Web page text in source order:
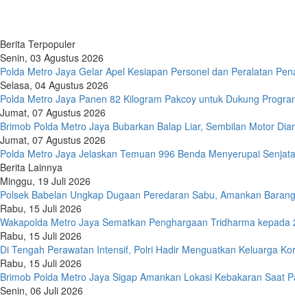
Berita Terpopuler
Senin, 03 Agustus 2026
Polda Metro Jaya Gelar Apel Kesiapan Personel dan Peralatan
Selasa, 04 Agustus 2026
Polda Metro Jaya Panen 82 Kilogram Pakcoy untuk Dukung
Jumat, 07 Agustus 2026
Brimob Polda Metro Jaya Bubarkan Balap Liar, Sembilan Motor
Jumat, 07 Agustus 2026
Polda Metro Jaya Jelaskan Temuan 996 Benda Menyerupai
Berita Lainnya
Minggu, 19 Juli 2026
Polsek Babelan Ungkap Dugaan Peredaran Sabu, Amankan
Rabu, 15 Juli 2026
Wakapolda Metro Jaya Sematkan Penghargaan Tridharma kepada
Rabu, 15 Juli 2026
Di Tengah Perawatan Intensif, Polri Hadir Menguatkan Keluarga
Rabu, 15 Juli 2026
Brimob Polda Metro Jaya Sigap Amankan Lokasi Kebakaran Saat
Senin, 06 Juli 2026